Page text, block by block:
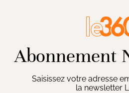
Abonnement
Saisissez votre adresse
la newsletter